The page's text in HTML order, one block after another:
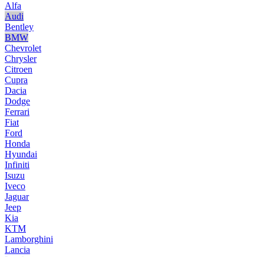
Alfa
Audi
Bentley
BMW
Chevrolet
Chrysler
Citroen
Cupra
Dacia
Dodge
Ferrari
Fiat
Ford
Honda
Hyundai
Infiniti
Isuzu
Iveco
Jaguar
Jeep
Kia
KTM
Lamborghini
Lancia